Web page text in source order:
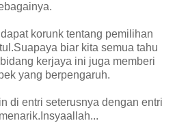
korunk tentang pemilihan
biar kita semua tahu
kerjaya ini juga memberi
yang berpengaruh.
di entri seterusnya dengan entri